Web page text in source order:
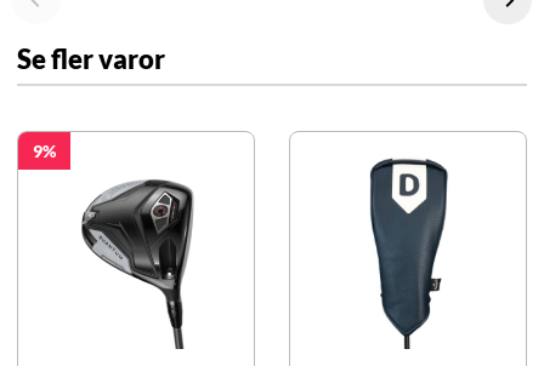
Se fler varor
9